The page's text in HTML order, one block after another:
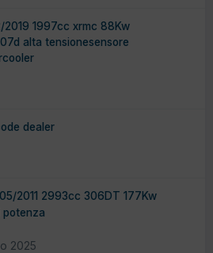
2019 1997cc xrmc 88Kw
alta tensionesensore
dealer
05/2011 2993cc 306DT 177Kw
potenza
2025